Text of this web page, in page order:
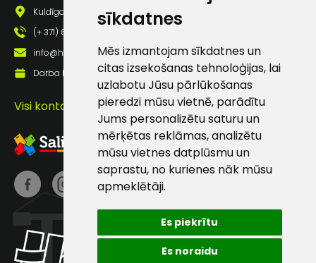
sīkdatnes
Mēs izmantojam sīkdatnes un
citas izsekošanas tehnoloģijas, lai
uzlabotu Jūsu pārlūkošanas
pieredzi mūsu vietnē, parādītu
Jums personalizētu saturu un
mērķētas reklāmas, analizētu
mūsu vietnes datplūsmu un
saprastu, no kurienes nāk mūsu
apmeklētāji.
Es piekrītu
Es noraidu
Kuldīgas iela 69a, Saldus, Saldus nov., LV - 3801
(+ 371) 63 881 186
info@hards.lv
Darba laiks: Darbadienās: 8:00 - 17:00
Visi kontakti
Sūtīt ziņojumu
Klientu
atbalsts
Darbdienās:
8:00 – 17:00
info@hards.lv